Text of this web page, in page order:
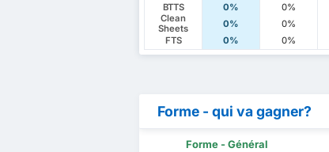
BTTS
0% 0%
Clean
Sheets
0% 0%
FTS
0% 0%
Forme - qui va gagner?
Forme - Général